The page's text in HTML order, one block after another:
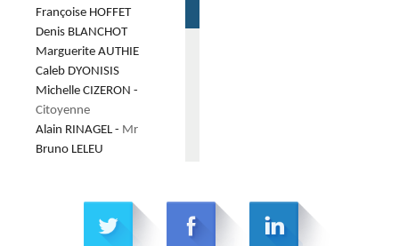
Françoise HOFFET
Denis BLANCHOT
Marguerite AUTHIE
Caleb DYONISIS
Michelle CIZERON -
Citoyenne
Alain RINAGEL - Mr
Bruno LELEU
DELACOTOUEST